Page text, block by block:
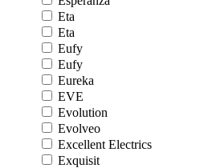
Eta
Eta
Eufy
Eufy
Eureka
EVE
Evolution
Evolveo
Excellent Electrics
Exquisit